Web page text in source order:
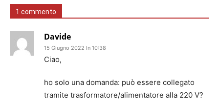
1 commento
Davide
15 Giugno 2022 In 10:38
Ciao,
ho solo una domanda: può essere collegato
tramite trasformatore/alimentatore alla 220 V?